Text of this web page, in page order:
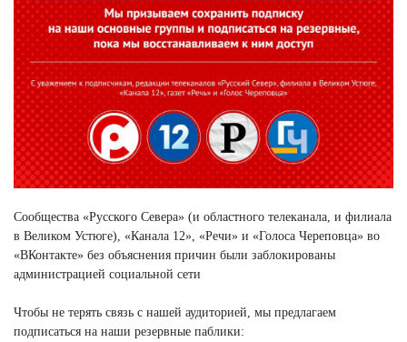
Сообщества «Русского Севера» (и областного телеканала, и филиала
в Великом Устюге), «Канала 12», «Речи» и «Голоса Череповца» во
«ВКонтакте» без объяснения причин были заблокированы
администрацией социальной сети
Чтобы не терять связь с нашей аудиторией, мы предлагаем
подписаться на наши резервные паблики: